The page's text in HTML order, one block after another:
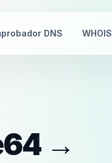
DNS WHOIS
→